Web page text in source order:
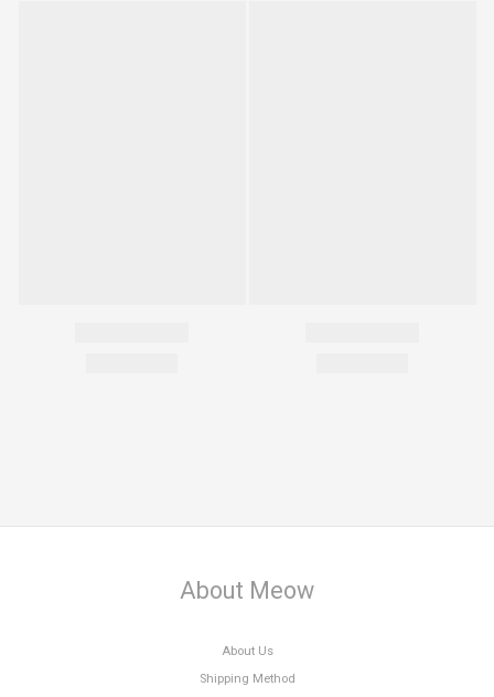
About Meow
About Us
Shipping Method